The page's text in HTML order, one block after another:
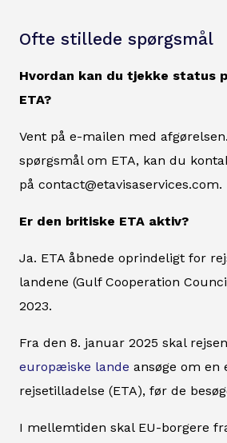
Ofte stillede spørgsmål
Hvordan kan du tjekke status
ETA?
Vent på e-mailen med
spørgsmål om ETA, kan du
på contact@etavisaservices.com.
Er den britiske ETA aktiv?
Ja. ETA åbnede oprindeligt for
landene (Gulf Cooperation
2023.
Fra den 8. januar 2025 skal
europæiske lande ansøge om en
rejsetilladelse (ETA), før de
I mellemtiden skal EU-borgere